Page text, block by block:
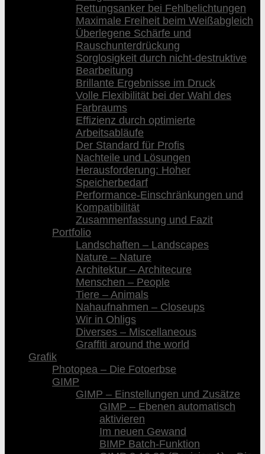
Rettungsanker bei Fehlbelichtungen
Maximale Freiheit beim Weißabgleich
Überlegene Schärfe und
Rauschunterdrückung
Sorglosigkeit durch nicht-destruktive
Bearbeitung
Brillante Ergebnisse im Druck
Volle Flexibilität bei der Wahl des
Farbraums
Effizienz durch optimierte
Arbeitsabläufe
Der Standard für Profis
Nachteile und Lösungen
Herausforderung: Hoher
Speicherbedarf
Performance-Einschränkungen und
Kompatibilität
Zusammenfassung und Fazit
Portfolio
Landschaften – Landscapes
Nature – Nature
Architektur – Architecure
Menschen – People
Tiere – Animals
Nahaufnahmen – Closeups
Wir in Ohligs
Diverses – Miscellaneous
Graffiti around the world
Grafik
Photopea – Die Fotoerbse
GIMP
GIMP – Einstellungen und Zusätze
GIMP – Ebenen automatisch
aktivieren
Im neuen Gewand
BIMP Batch-Funktion